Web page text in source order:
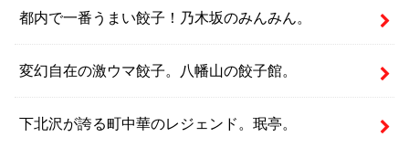
都内で一番うまい餃子！乃木坂のみんみん。
変幻自在の激ウマ餃子。八幡山の餃子館。
下北沢が誇る町中華のレジェンド。珉亭。